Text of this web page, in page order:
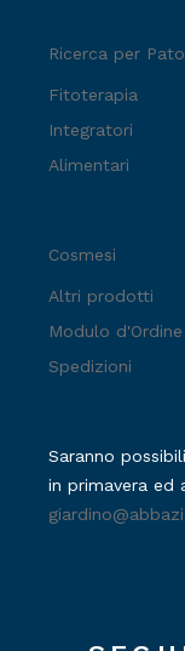
Ricerca per
Fitoterapia
Integratori
Alimentari
Cosmesi
Altri prodotti
Modulo d'Ordine
Spedizioni
Saranno
in primavera ed